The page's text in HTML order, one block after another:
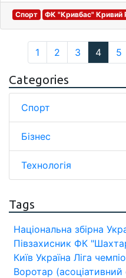
Спорт ФК "Кривбас" Кривий
1 2 3 4 5
Categories
Спорт
Бізнес
Технологія
Tags
Національна збірна
Півзахисник ФК
Київ Україна Ліга
Воротар (асоціативний